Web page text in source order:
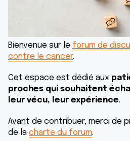
Bienvenue sur le forum de
contre le cancer.
Cet espace est dédié aux
proches qui souhaitent
leur vécu, leur expérience.
Avant de contribuer, merci de
de la charte du forum.